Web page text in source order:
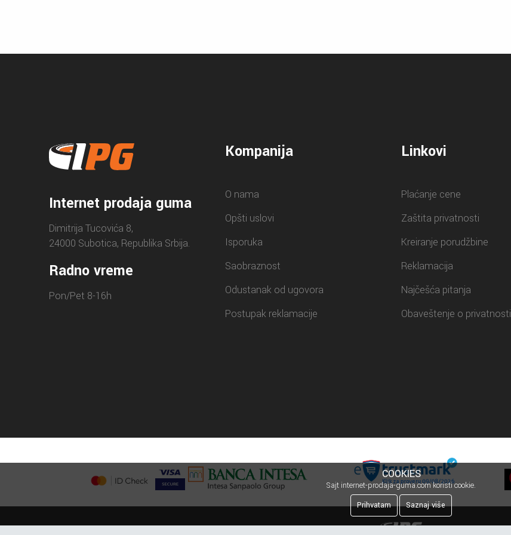
Internet prodaja guma
Dimitrija Tucovića 8,
24000 Subotica, Republika Srbija.
Radno vreme
Pon/Pet 8-16h
Kompanija
O nama
Opšti uslovi
Isporuka
Saobraznost
Odustanak od ugovora
Postupak reklamacije
Linkovi
Plaćanje cene
Zaštita privatnosti
Kreiranje porudžbine
Reklamacija
Najčešća pitanja
Obaveštenje o privatnosti
COOKIES
Sajt internet-prodaja-guma.com koristi cookie.
Prihvatam
Saznaj više